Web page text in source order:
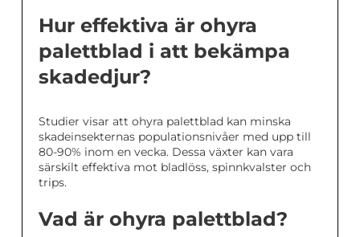
Hur effektiva är ohyra
palettblad i att bekämpa
skadedjur?
Studier visar att ohyra palettblad kan minska
skadeinsekternas populationsnivåer med upp till
80-90% inom en vecka. Dessa växter kan vara
särskilt effektiva mot bladlöss, spinnkvalster och
trips.
Vad är ohyra palettblad?